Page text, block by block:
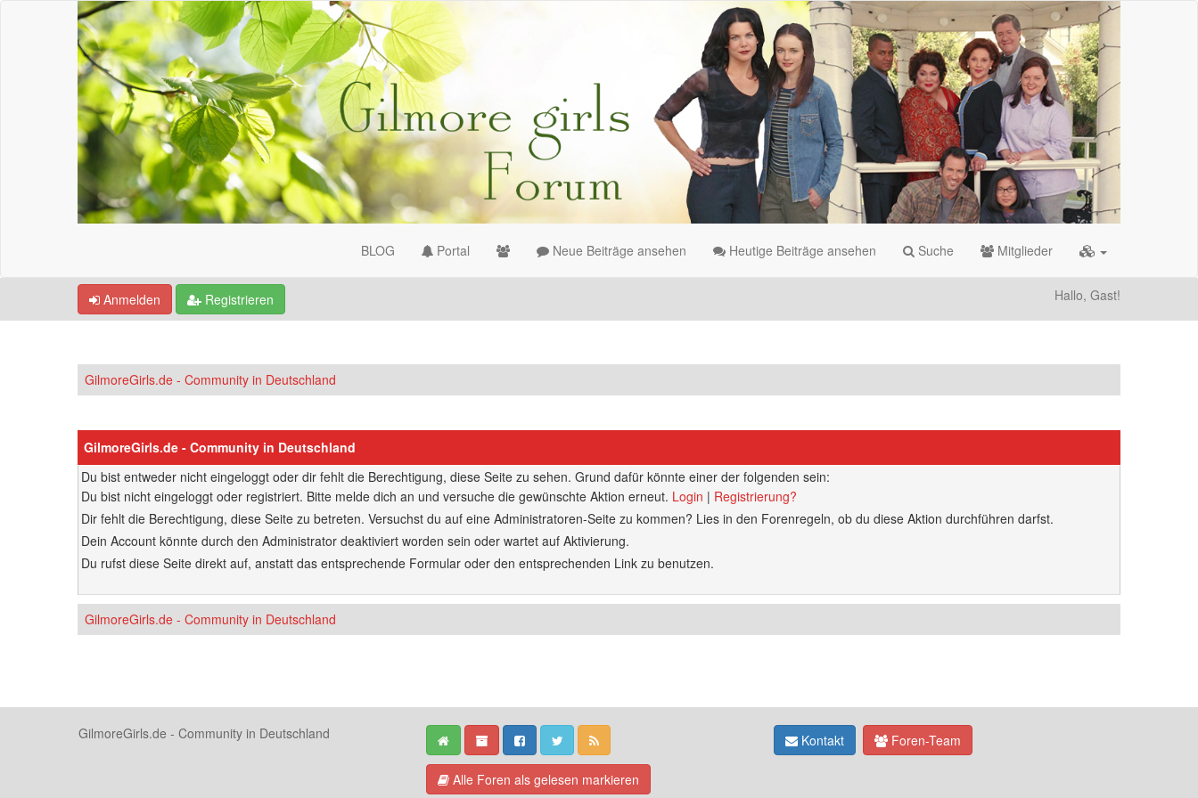
BLOG Portal Neue Beiträge ansehen Heutige Beiträge ansehen Suche Mitglieder
Anmelden Registrieren Hallo, Gast!
GilmoreGirls.de - Community in Deutschland
GilmoreGirls.de - Community in Deutschland
Du bist entweder nicht eingeloggt oder dir fehlt die Berechtigung, diese Seite zu sehen. Grund dafür könnte einer der folgenden sein:
Du bist nicht eingeloggt oder registriert. Bitte melde dich an und versuche die gewünschte Aktion erneut. Login | Registrierung?
Dir fehlt die Berechtigung, diese Seite zu betreten. Versuchst du auf eine Administratoren-Seite zu kommen? Lies in den Forenregeln, ob du diese Aktion durchführen darfst.
Dein Account könnte durch den Administrator deaktiviert worden sein oder wartet auf Aktivierung.
Du rufst diese Seite direkt auf, anstatt das entsprechende Formular oder den entsprechenden Link zu benutzen.
GilmoreGirls.de - Community in Deutschland
GilmoreGirls.de - Community in Deutschland
Alle Foren als gelesen markieren
Kontakt Foren-Team